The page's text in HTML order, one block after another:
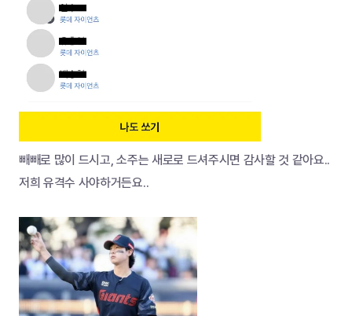
빼빼로 많이 드시고, 소주는 새로로 드셔주시면 감사할 것 같아요..
저희 유격수 사야하거든요..